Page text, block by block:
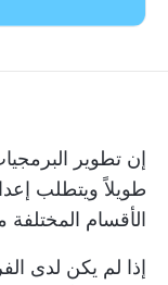
إن تطوير
طويلاً ويتطلب
الأقسام المختلفة
إذا لم يكن لدى